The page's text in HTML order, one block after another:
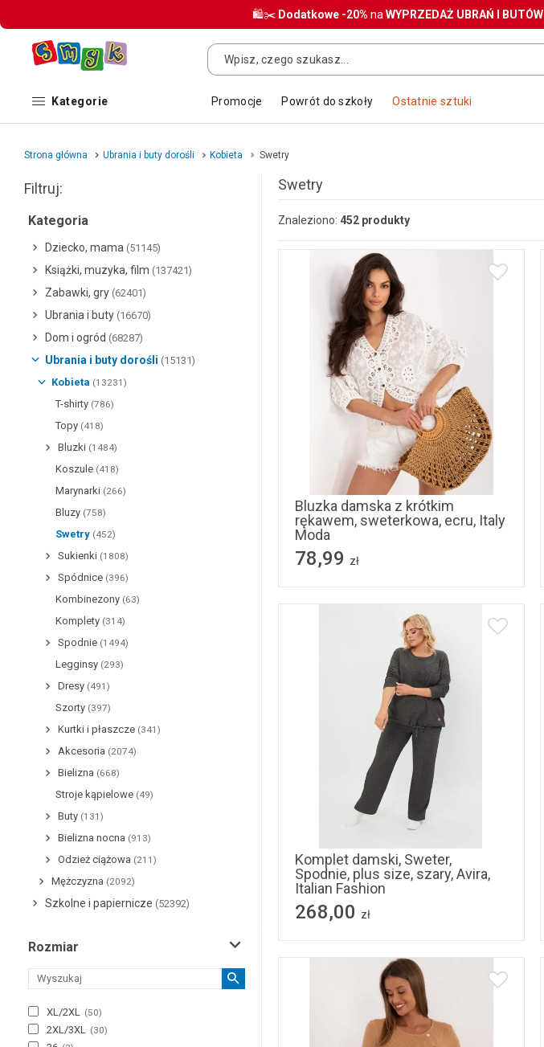
🛍️✂️ Dodatkowe -20% na WYPRZEDAŻ UBRAŃ I BUTÓW
Kategorie Promocje Powrót do szkoły Ostatnie sztuki
Strona główna Ubrania i buty dorośli Kobieta Swetry
Filtruj:
Kategoria
Dziecko, mama (51145)
Książki, muzyka, film (137421)
Zabawki, gry (62401)
Ubrania i buty (16670)
Dom i ogród (68287)
Ubrania i buty dorośli (15131)
Kobieta (13231)
T-shirty (786)
Topy (418)
Bluzki (1484)
Koszule (418)
Marynarki (266)
Bluzy (758)
Swetry (452)
Sukienki (1808)
Spódnice (396)
Kombinezony (63)
Komplety (314)
Spodnie (1494)
Legginsy (293)
Dresy (491)
Szorty (397)
Kurtki i płaszcze (341)
Akcesoria (2074)
Bielizna (668)
Stroje kąpielowe (49)
Buty (131)
Bielizna nocna (913)
Odzież ciążowa (211)
Mężczyzna (2092)
Szkolne i papiernicze (52392)
Rozmiar
XL/2XL (50)
2XL/3XL (30)
Swetry
Znaleziono: 452 produkty
uniwersalny
Bluzka damska z krótkim
rękawem, sweterkowa, ecru, Italy
Moda
78,99 zł
2XL
Komplet damski, Sweter,
Spodnie, plus size, szary, Avira,
Italian Fashion
268,00 zł